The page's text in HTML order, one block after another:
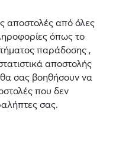
αποστολές από όλες
όπως το
παράδοσης ,
αποστολής
σας βοηθήσουν να
που δεν
σας.